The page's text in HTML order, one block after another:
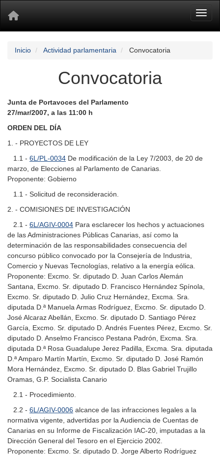
Inicio Actividad parlamentaria Convocatoria
Convocatoria
Junta de Portavoces del Parlamento
27/mar/2007, a las 11:00 h
ORDEN DEL DÍA
1. - PROYECTOS DE LEY
1.1 - 6L/PL-0034 De modificación de la Ley 7/2003, de 20 de
marzo, de Elecciones al Parlamento de Canarias.
Proponente: Gobierno
1.1 - Solicitud de reconsideración.
2. - COMISIONES DE INVESTIGACIÓN
2.1 - 6L/AGIV-0004 Para esclarecer los hechos y actuaciones
de las Administraciones Públicas Canarias, así como la
determinación de las responsabilidades consecuencia del
concurso público convocado por la Consejería de Industria,
Comercio y Nuevas Tecnologías, relativo a la energía eólica.
Proponente: Excmo. Sr. diputado D. Juan Carlos Alemán
Santana, Excmo. Sr. diputado D. Francisco Hernández Spínola,
Excmo. Sr. diputado D. Julio Cruz Hernández, Excma. Sra.
diputada D.ª Manuela Armas Rodríguez, Excmo. Sr. diputado D.
José Alcaraz Abellán, Excmo. Sr. diputado D. Santiago Pérez
García, Excmo. Sr. diputado D. Andrés Fuentes Pérez, Excmo. Sr.
diputado D. Anselmo Francisco Pestana Padrón, Excma. Sra.
diputada D.ª Rosa Guadalupe Jerez Padilla, Excma. Sra. diputada
D.ª Amparo Martín Martín, Excmo. Sr. diputado D. José Ramón
Mora Hernández, Excmo. Sr. diputado D. Blas Gabriel Trujillo
Oramas, G.P. Socialista Canario
2.1 - Procedimiento.
2.2 - 6L/AGIV-0006 alcance de las infracciones legales a la
normativa vigente, advertidas por la Audiencia de Cuentas de
Canarias en su Informe de Fiscalización IAC-20, imputadas a la
Dirección General del Tesoro en el Ejercicio 2002.
Proponente: Excmo. Sr. diputado D. Jorge Alberto Rodríguez